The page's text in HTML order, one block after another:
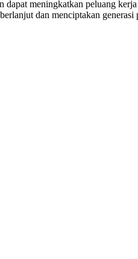
meningkatkan peluang
dan menciptakan generasi